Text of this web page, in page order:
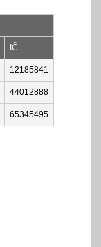
IČ
12185841
44012888
65345495